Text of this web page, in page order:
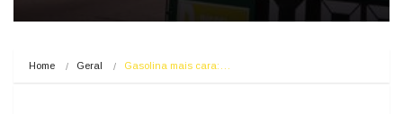
Home Geral Gasolina mais cara:…